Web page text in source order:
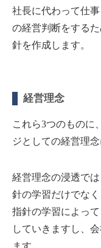
社長に代わって仕
の経営判断をする
針を作成します。
経営理念
これら3つのものに
ジとしての経営理念
経営理念の浸透で
針の学習だけでな
指針の学習によっ
していきますし、